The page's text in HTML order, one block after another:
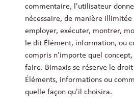
commentaire, l'utilisateur
nécessaire, de manière
employer, exécuter, montrer,
le dit Élément, information, ou
compris n'importe quel concept,
faire. Bimaxis se réserve le
Éléments, informations ou
quelle façon qu'il choisira.